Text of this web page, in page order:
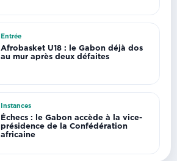
Entrée
Afrobasket U18 : le Gabon déjà dos
au mur après deux défaites
Instances
Échecs : le Gabon accède à la vice-
présidence de la Confédération
africaine